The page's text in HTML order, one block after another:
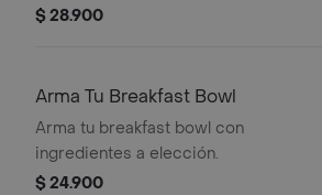
queso cheddar y tocineta crocante.
$ 28.900
Arma Tu Breakfast Bowl
Arma tu breakfast bowl con
ingredientes a elección.
$ 24.900